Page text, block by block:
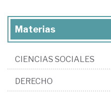
Materias
CIENCIAS SOCIALES
DERECHO